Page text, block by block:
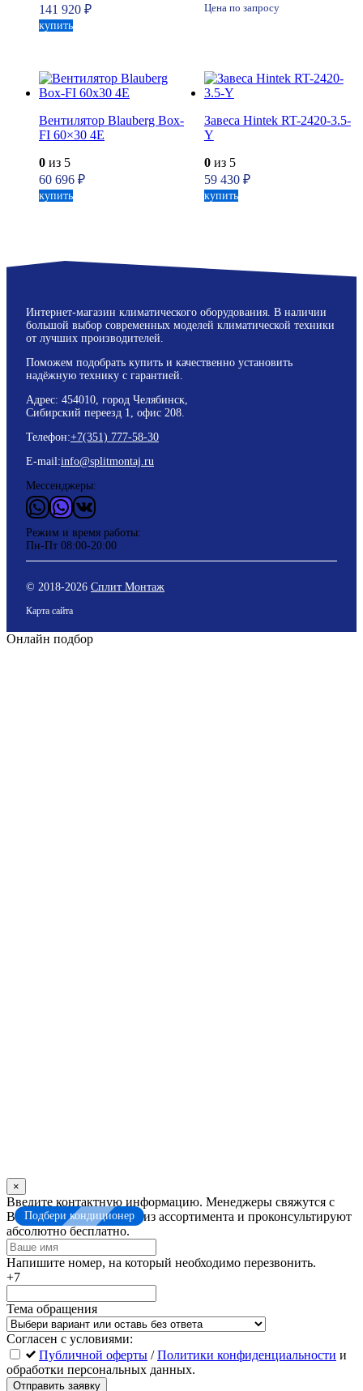
141 920 ₽
купить
Цена по запросу
Вентилятор Blauberg Box-
FI 60×30 4E
0 из 5
60 696 ₽
купить
Завеса Hintek RT-2420-3.5-
Y
0из 5
59 430 ₽
купить
Подбери кондиционер
Интернет-магазин климатического оборудования. В наличии
большой выбор современных моделей климатической техники
от лучших производителей.
Поможем подобрать купить и качественно установить
надёжную технику с гарантией.
Адрес: 454010, город Челябинск,
Сибирский переезд 1, офис 208.
Телефон:+7(351) 777-58-30
E-mail:info@splitmontaj.ru
Мессенджеры:
WhatsApp
ViderВКонтакте
Режим и время работы:
Пн-Пт 08:00-20:00
© 2018-2026 Сплит Монтаж
Карта сайта
Онлайн подбор
×
Оставьте
это
поле
пустым
Введите контактную информацию. Менеджеры свяжутся с
Вами. Помогут выбрать из ассортимента и проконсультируют
абсолютно бесплатно.
Напишите номер, на который необходимо перезвонить.
+7
Тема обращения
Согласен с условиями:
Публичной оферты /Политики конфиденциальности и
обработки персональных данных.
Отправить заявку